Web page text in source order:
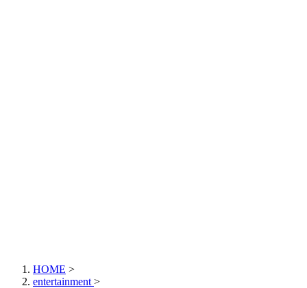
HOME >
entertainment >